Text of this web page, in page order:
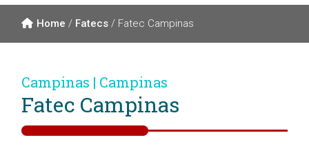
Home / Fatecs / Fatec Campinas
Campinas | Campinas
Fatec Campinas